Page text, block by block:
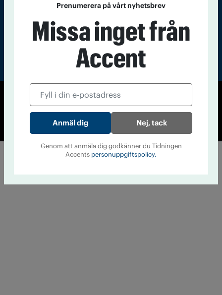
© Tidningen Accent 2026
Prenumerera på vårt nyhetsbrev
Missa inget från
Accent
Nej, tack
Genom att anmäla dig godkänner du Tidningen
Accents personuppgiftspolicy.